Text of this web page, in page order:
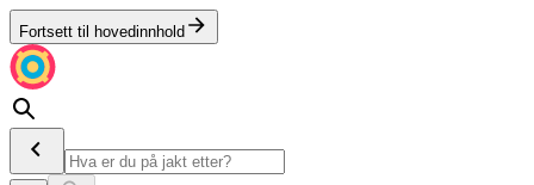
Fortsett til hovedinnhold